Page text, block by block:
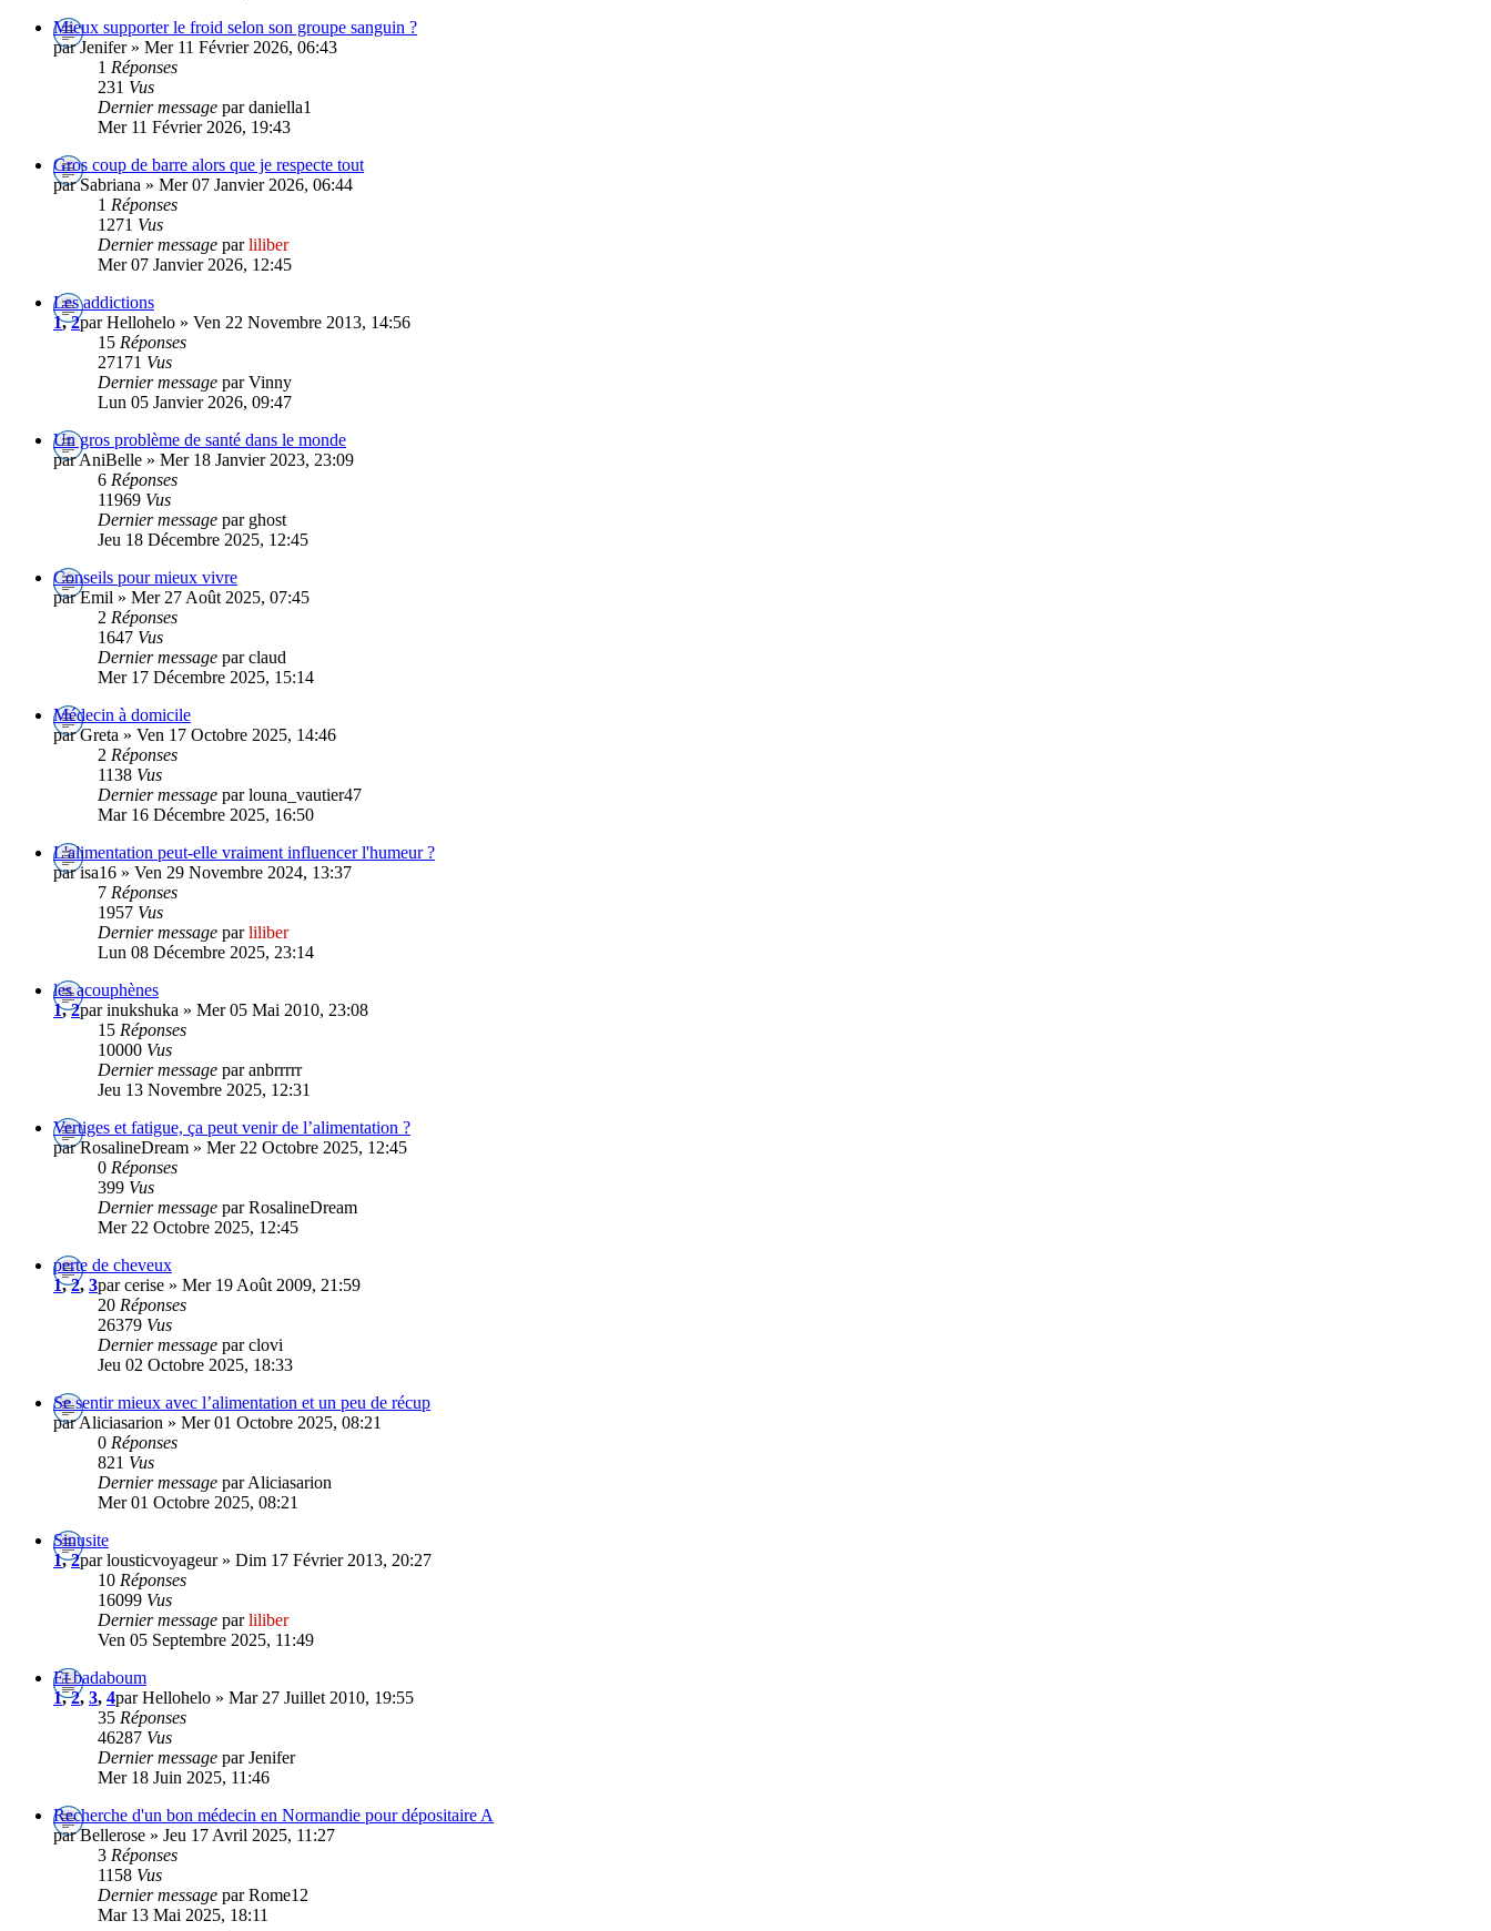
Mieux supporter le froid selon son groupe sanguin ?
par Jenifer » Mer 11 Février 2026, 06:43
1 Réponses
231 Vus
Dernier message par daniella1
Mer 11 Février 2026, 19:43
Gros coup de barre alors que je respecte tout
par Sabriana » Mer 07 Janvier 2026, 06:44
1 Réponses
1271 Vus
Dernier message parliliber
Mer 07 Janvier 2026, 12:45
Les addictions
1,2par Hellohelo » Ven 22 Novembre 2013, 14:56
15 Réponses
27171 Vus
Dernier message par Vinny
Lun 05 Janvier 2026, 09:47
Un gros problème de santé dans le monde
par AniBelle » Mer 18 Janvier 2023, 23:09
6 Réponses
11969 Vus
Dernier message par ghost
Jeu 18 Décembre 2025, 12:45
Conseils pour mieux vivre
par Emil » Mer 27 Août 2025, 07:45
2 Réponses
1647 Vus
Dernier message par claud
Mer 17 Décembre 2025, 15:14
Médecin à domicile
par Greta » Ven 17 Octobre 2025, 14:46
2 Réponses
1138 Vus
Dernier message par louna_vautier47
Mar 16 Décembre 2025, 16:50
L'alimentation peut-elle vraiment influencer l'humeur ?
par isa16 » Ven 29 Novembre 2024, 13:37
7 Réponses
1957 Vus
Dernier message parliliber
Lun 08 Décembre 2025, 23:14
les acouphènes
1,2par inukshuka » Mer 05 Mai 2010, 23:08
15 Réponses
10000 Vus
Dernier message par anbrrrrr
Jeu 13 Novembre 2025, 12:31
Vertiges et fatigue, ça peut venir de l’alimentation ?
par RosalineDream » Mer 22 Octobre 2025, 12:45
0 Réponses
399 Vus
Dernier message par RosalineDream
Mer 22 Octobre 2025, 12:45
perte de cheveux
1,2, 3par cerise » Mer 19 Août 2009, 21:59
20 Réponses
26379 Vus
Dernier message par clovi
Jeu 02 Octobre 2025, 18:33
Se sentir mieux avec l’alimentation et un peu de récup
par Aliciasarion » Mer 01 Octobre 2025, 08:21
0 Réponses
821 Vus
Dernier message par Aliciasarion
Mer 01 Octobre 2025, 08:21
Sinusite
1,2par lousticvoyageur » Dim 17 Février 2013, 20:27
10 Réponses
16099 Vus
Dernier message parliliber
Ven 05 Septembre 2025, 11:49
Et badaboum
1,2, 3, 4par Hellohelo » Mar 27 Juillet 2010, 19:55
35 Réponses
46287 Vus
Dernier message par Jenifer
Mer 18 Juin 2025, 11:46
Recherche d'un bon médecin en Normandie pour dépositaire A
par Bellerose » Jeu 17 Avril 2025, 11:27
3 Réponses
1158 Vus
Dernier message par Rome12
Mar 13 Mai 2025, 18:11